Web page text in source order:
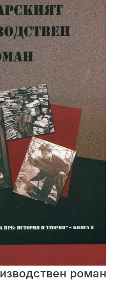
роман